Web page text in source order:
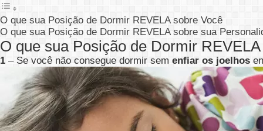
O que sua Posição de Dormir REVELA sobre Você
O que sua Posição de Dormir REVELA sobre sua
O que sua Posição de Dormir
1 – Se você não consegue dormir sem enfiar os joelhos